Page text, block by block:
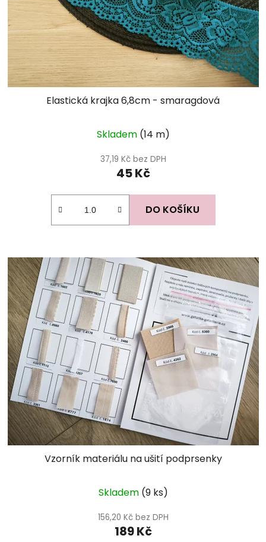
Elastická krajka 6,8cm - smaragdová
Skladem (14 m)
37,19 Kč bez DPH
45 Kč
DO KOŠÍKU
Vzorník materiálu na ušití podprsenky
Skladem (9 ks)
156,20 Kč bez DPH
189 Kč